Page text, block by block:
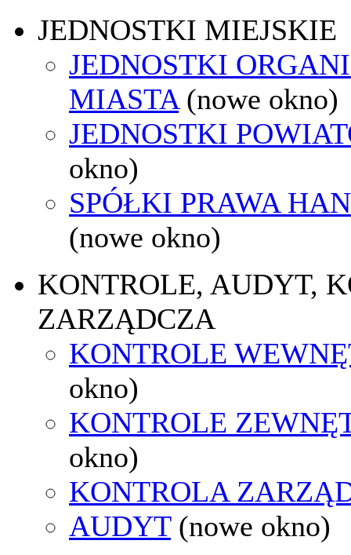
JEDNOSTKI MIEJSKIE
JEDNOSTKI
MIASTA (nowe okno)
JEDNOSTKI
okno)
SPÓŁKI PRAWA
(nowe okno)
KONTROLE, AUDYT,
ZARZĄDCZA
KONTROLE
okno)
KONTROLE
okno)
KONTROLA
AUDYT (nowe okno)